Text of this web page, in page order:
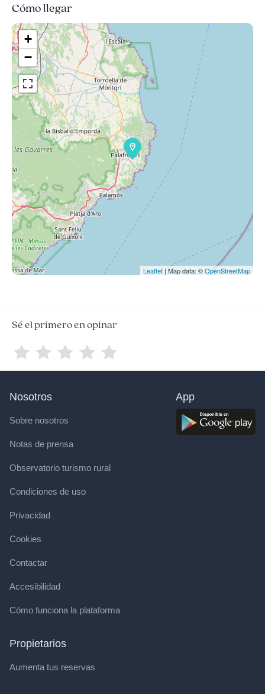
Cómo llegar
+
−
Leaflet | Map data: ©OpenStreetMap
Sé el primero en opinar
Nosotros
Sobre nosotros
Notas de prensa
Observatorio turismo rural
Condiciones de uso
Privacidad
Cookies
Contactar
Accesibilidad
Cómo funciona la plataforma
Propietarios
Aumenta tus reservas
App